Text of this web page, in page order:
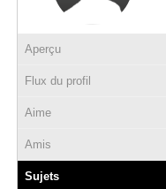
Aperçu
Flux du profil
Aime
Amis
Sujets